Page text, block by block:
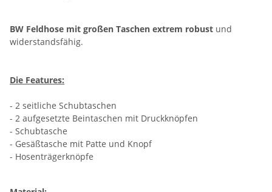
BW Feldhose mit großen Taschen extrem robust und
widerstandsfähig.
Die Features:
- 2 seitliche Schubtaschen
- 2 aufgesetzte Beintaschen mit Druckknöpfen
- Schubtasche
- Gesäßtasche mit Patte und Knopf
- Hosenträgerknöpfe